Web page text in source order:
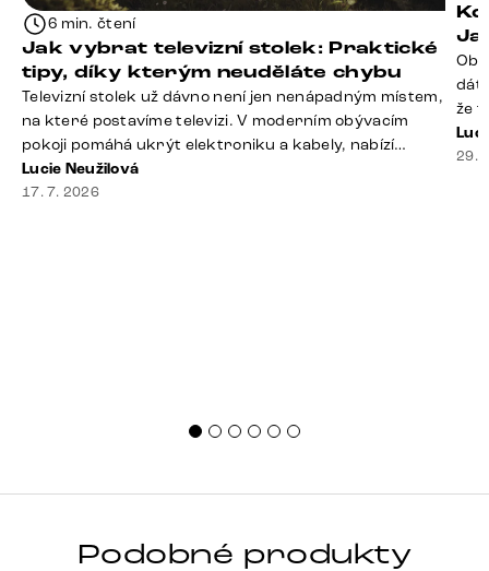
6 min. čtení
Jak vybrat televizní stolek: Praktické
tipy, díky kterým neuděláte chybu
Televizní stolek už dávno není jen nenápadným místem,
na které postavíme televizi. V moderním obývacím
pokoji pomáhá ukrýt elektroniku a kabely, nabízí
praktický úložný prostor a často se stává výraznou
součástí celého interiéru. Při jeho výběru proto
Lucie Neužilová
17. 7. 2026
že
29.
Podobné produkty